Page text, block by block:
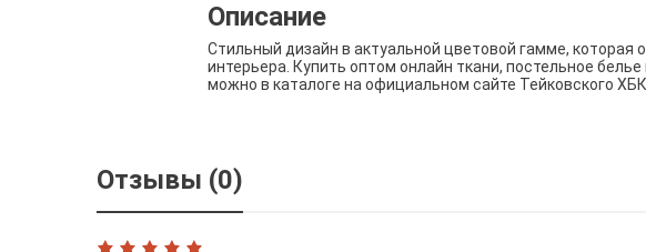
Описание
Стильный дизайн в актуальной цветовой гамме,
интерьера. Купить оптом онлайн ткани, постельное
можно в каталоге на официальном сайте Тейковского ХБК
Отзывы (0)